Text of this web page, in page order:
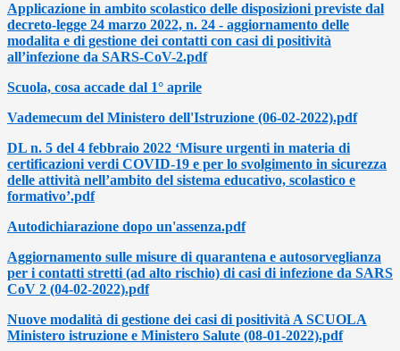
Applicazione in ambito scolastico delle disposizioni previste dal
decreto-legge 24 marzo 2022, n. 24 - aggiornamento delle
modalita e di gestione dei contatti con casi di positività
all’infezione da SARS-CoV-2.pdf
Scuola, cosa accade dal 1° aprile
Vademecum del Ministero dell'Istruzione (06-02-2022).pdf
DL n. 5 del 4 febbraio 2022 ‘Misure urgenti in materia di
certificazioni verdi COVID-19 e per lo svolgimento in sicurezza
delle attività nell’ambito del sistema educativo, scolastico e
formativo’.pdf
Autodichiarazione dopo un'assenza.pdf
Aggiornamento sulle misure di quarantena e autosorveglianza
per i contatti stretti (ad alto rischio) di casi di infezione da SARS
CoV 2 (04-02-2022).pdf
Nuove modalità di gestione dei casi di positività A SCUOLA
Ministero istruzione e Ministero Salute (08-01-2022).pdf